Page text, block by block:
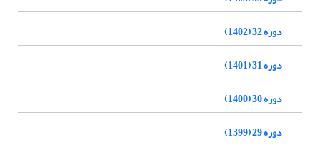
دوره 32 (1402)
دوره 31 (1401)
دوره 30 (1400)
دوره 29 (1399)